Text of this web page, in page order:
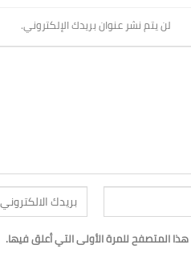
لن يتم نشر عنوان بريدك الإلكتروني.
المتصفح للمرة الأولى التي أعلق فيها.